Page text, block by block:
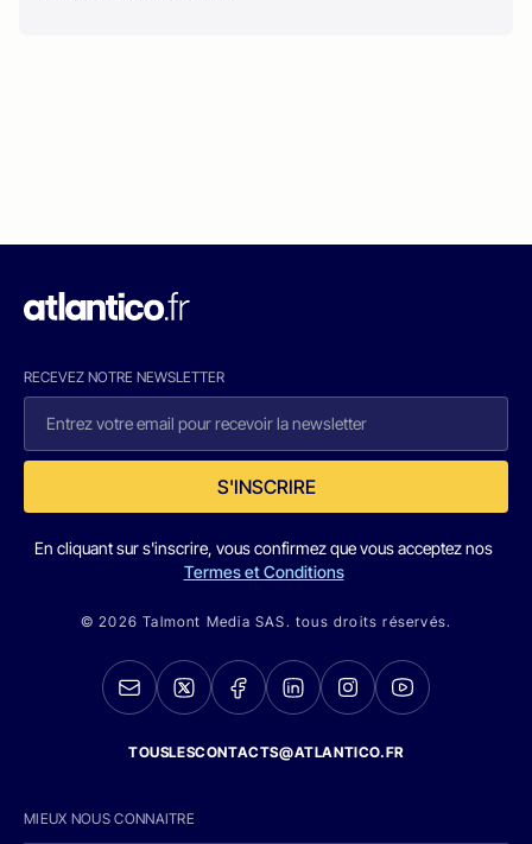
RECEVEZ NOTRE NEWSLETTER
S'INSCRIRE
En cliquant sur s'inscrire, vous confirmez que vous acceptez nos
Termes et Conditions
© 2026 Talmont Media SAS. tous droits réservés.
TOUSLESCONTACTS@ATLANTICO.FR
MIEUX NOUS CONNAITRE